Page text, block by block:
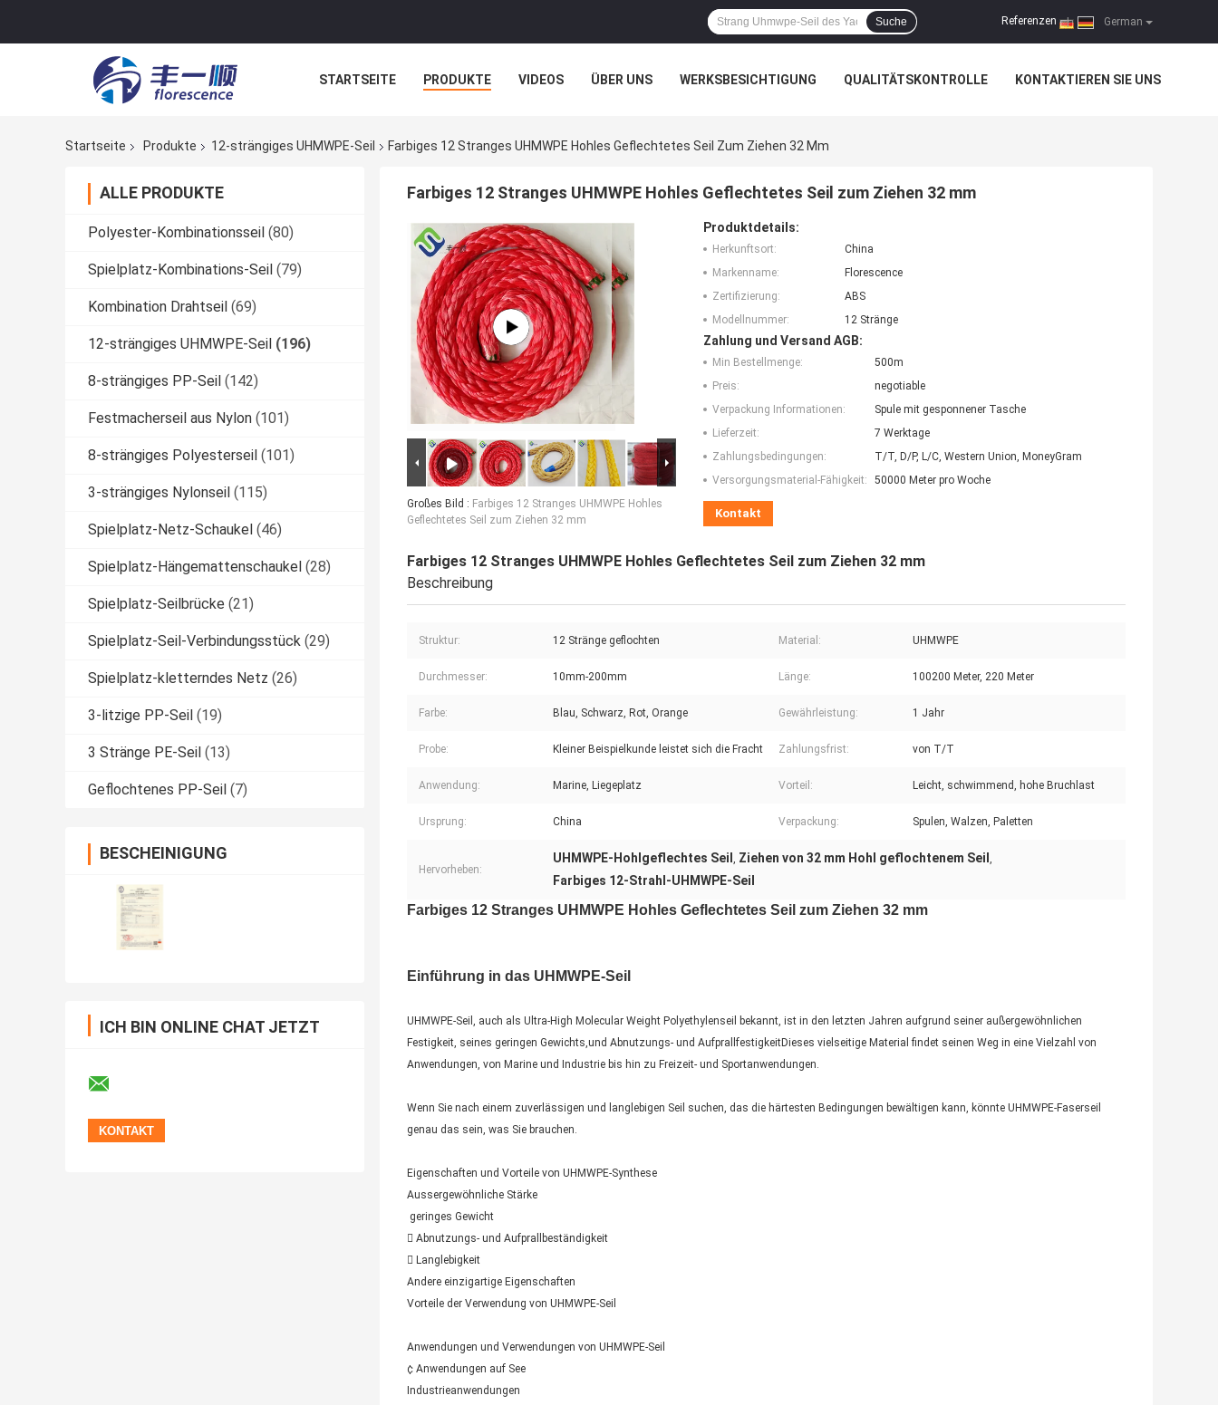
German
Referenzen |
Suche
STARTSEITE PRODUKTE VIDEOS ÜBER UNS WERKSBESICHTIGUNG QUALITÄTSKONTROLLE KONTAKTIEREN SIE UNS
Startseite
Produkte 12-strängiges UHMWPE-Seil Farbiges 12 Stranges UHMWPE Hohles Geflechtetes Seil Zum Ziehen 32 Mm
ALLE PRODUKTE
Polyester-Kombinationsseil (80)
Spielplatz-Kombinations-Seil (79)
Kombination Drahtseil (69)
12-strängiges UHMWPE-Seil (196)
8-strängiges PP-Seil (142)
Festmacherseil aus Nylon (101)
8-strängiges Polyesterseil (101)
3-strängiges Nylonseil (115)
Spielplatz-Netz-Schaukel (46)
Spielplatz-Hängemattenschaukel (28)
Spielplatz-Seilbrücke (21)
Spielplatz-Seil-Verbindungsstück (29)
Spielplatz-kletterndes Netz (26)
3-litzige PP-Seil (19)
3 Stränge PE-Seil (13)
Geflochtenes PP-Seil (7)
BESCHEINIGUNG
ICH BIN ONLINE CHAT JETZT
Farbiges 12 Stranges UHMWPE Hohles Geflechtetes Seil zum Ziehen 32 mm
Großes Bild : Farbiges 12 Stranges UHMWPE Hohles
Geflechtetes Seil zum Ziehen 32 mm
Produktdetails:
Herkunftsort:
China
Markenname:
Florescence
Zertifizierung:
ABS
Modellnummer:
12 Stränge
Zahlung und Versand AGB:
Min Bestellmenge:
500m
Preis:
negotiable
Verpackung Informationen:
Spule mit gesponnener Tasche
Lieferzeit:
7 Werktage
Zahlungsbedingungen:
T/T, D/P, L/C, Western Union, MoneyGram
Versorgungsmaterial-Fähigkeit:
50000 Meter pro Woche
Kontakt
Farbiges 12 Stranges UHMWPE Hohles Geflechtetes Seil zum Ziehen 32 mm
Beschreibung
Struktur: 12 Stränge geflochten Material: UHMWPE
Durchmesser: 10mm-200mm Länge: 100200 Meter, 220 Meter
Farbe: Blau, Schwarz, Rot, Orange Gewährleistung: 1 Jahr
Probe: Kleiner Beispielkunde leistet sich die Fracht Zahlungsfrist: von T/T
Anwendung: Marine, Liegeplatz Vorteil: Leicht, schwimmend, hohe Bruchlast
Ursprung: China Verpackung: Spulen, Walzen, Paletten
Hervorheben:
UHMWPE-Hohlgeflechtes Seil , Ziehen von 32 mm Hohl geflochtenem Seil ,
Farbiges 12-Strahl-UHMWPE-Seil
Farbiges 12 Stranges UHMWPE Hohles Geflechtetes Seil zum Ziehen 32 mm
Einführung in das UHMWPE-Seil
UHMWPE-Seil, auch als Ultra-High Molecular Weight Polyethylenseil bekannt, ist in den letzten Jahren aufgrund seiner außergewöhnlichen
Festigkeit, seines geringen Gewichts,und Abnutzungs- und AufprallfestigkeitDieses vielseitige Material findet seinen Weg in eine Vielzahl von
Anwendungen, von Marine und Industrie bis hin zu Freizeit- und Sportanwendungen.
Wenn Sie nach einem zuverlässigen und langlebigen Seil suchen, das die härtesten Bedingungen bewältigen kann, könnte UHMWPE-Faserseil
genau das sein, was Sie brauchen.
Eigenschaften und Vorteile von UHMWPE-Synthese
Aussergewöhnliche Stärke
️ geringes Gewicht
 Abnutzungs- und Aufprallbeständigkeit
 Langlebigkeit
Andere einzigartige Eigenschaften
Vorteile der Verwendung von UHMWPE-Seil
Anwendungen und Verwendungen von UHMWPE-Seil
¢ Anwendungen auf See
Industrieanwendungen